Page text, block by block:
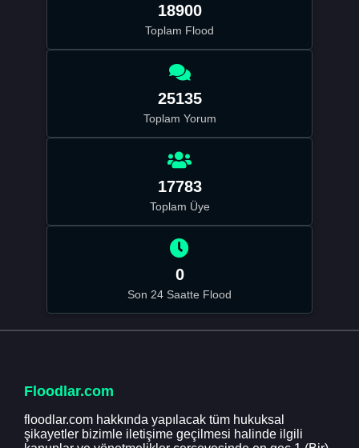
18900
Toplam Flood
25135
Toplam Yorum
17783
Toplam Üye
0
Son 24 Saatte Flood
Floodlar.com
floodlar.com hakkında yapılacak tüm hukuksal
şikayetler bizimle iletişime geçilmesi halinde ilgili